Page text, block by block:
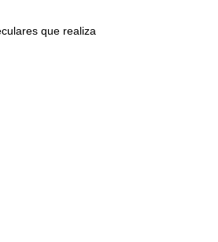
que realiza